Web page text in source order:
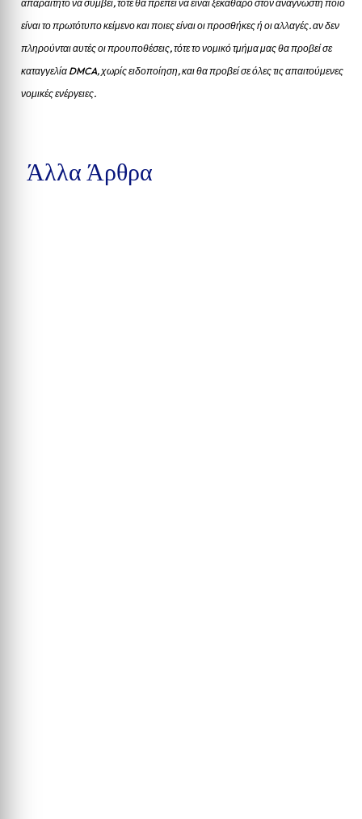
απαραίτητο να συμβεί, τότε θα πρέπει να είναι ξεκάθαρο στον αναγνώστη ποιο
είναι το πρωτότυπο κείμενο και ποιες είναι οι προσθήκες ή οι αλλαγές. αν δεν
πληρούνται αυτές οι προυποθέσεις, τότε το νομικό τμήμα μας θα προβεί σε
καταγγελία DMCA, χωρίς ειδοποίηση, και θα προβεί σε όλες τις απαιτούμενες
νομικές ενέργειες.
Άλλα Άρθρα